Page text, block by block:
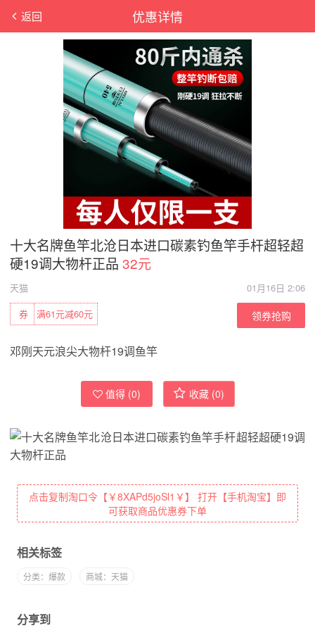
优惠详情
返回
十大名牌鱼竿北沧日本进口碳素钓鱼竿手杆超轻超
硬19调大物杆正品 32元
天猫
01月16日 2:06
满61元减60元
券 领券抢购
邓刚天元浪尖大物杆19调鱼竿
值得 (0) 收藏 (0)
点击复制淘口令【￥8XAPd5joSl1￥】 打开【手机淘宝】即
可获取商品优惠券下单
相关标签
分类：爆款 商城：天猫
分享到